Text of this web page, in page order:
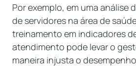
Por exemplo, em uma análise
de servidores na área de
treinamento em indicadores
atendimento pode levar o
maneira injusta o